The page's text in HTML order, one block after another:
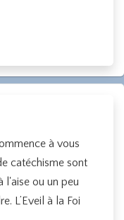
à vous
catéchisme sont
l'aise ou un peu
L’Eveil à la Foi